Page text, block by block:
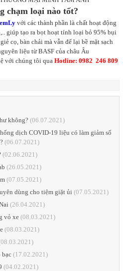
chạm loại nào tốt?
với các thành phần là chất hoạt động
giúp tạo ra bọt hoạt tính loại bỏ 95% bụi
cọ, bàn chải mà vẫn để lại bề mặt sạch
liệu từ BASF của châu Âu
với chúng tôi qua Hotline: 0982 246 809
không?(06.07.2021)
dịch COVID-19 liệu có làm giảm số
(06.07.2021)
(02.06.2021)
(26.05.2021)
(07.05.2021)
dùng cho tiệm giặt ủi (07.05.2021)
(26.04.2021)
vỏ xe(08.03.2021)
(08.03.2021)
bạc(17.02.2021)
(04.02.2021)